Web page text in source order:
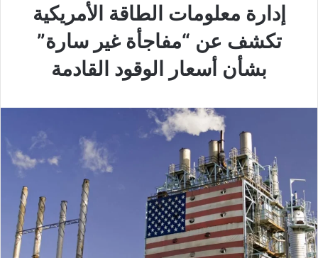
إدارة معلومات الطاقة الأمريكية
تكشف عن “مفاجأة غير سارة”
بشأن أسعار الوقود القادمة